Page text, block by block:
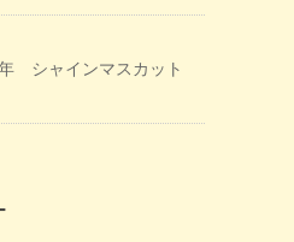
シャインマスカット